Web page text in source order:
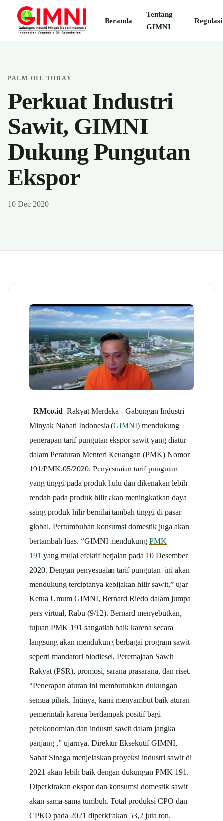
Beranda
Tentang
GIMNI
Regulasi
PALM OIL TODAY
Perkuat Industri
Sawit, GIMNI
Dukung Pungutan
Ekspor
10 Dec 2020
RMco.id Rakyat Merdeka - Gabungan Industri
Minyak Nabati Indonesia (GIMNI) mendukung
penerapan tarif pungutan ekspor sawit yang diatur
dalam Peraturan Menteri Keuangan (PMK) Nomor
191/PMK.05/2020. Penyesuaian tarif pungutan
yang tinggi pada produk hulu dan dikenakan lebih
rendah pada produk hilir akan meningkatkan daya
saing produk hilir bernilai tambah tinggi di pasar
global. Pertumbuhan konsumsi domestik juga akan
bertambah luas. “GIMNI mendukung PMK
191 yang mulai efektif berjalan pada 10 Desember
2020. Dengan penyesuaian tarif pungutan ini akan
mendukung terciptanya kebijakan hilir sawit,” ujar
Ketua Umum GIMNI, Bernard Riedo dalam jumpa
pers virtual, Rabu (9/12). Bernard menyebutkan,
tujuan PMK 191 sangatlah baik karena secara
langsung akan mendukung berbagai program sawit
seperti mandatori biodiesel, Peremajaan Sawit
Rakyat (PSR), promosi, sarana prasarana, dan riset.
“Penerapan aturan ini membutuhkan dukungan
semua pihak. Intinya, kami menyambut baik aturan
pemerintah karena berdampak positif bagi
perekonomian dan industri sawit dalam jangka
panjang ,” ujarnya. Direktur Eksekutif GIMNI,
Sahat Sinaga menjelaskan proyeksi industri sawit di
2021 akan lebih baik dengan dukungan PMK 191.
Diperkirakan ekspor dan konsumsi domestik sawit
akan sama-sama tumbuh. Total produksi CPO dan
CPKO pada 2021 diperkirakan 53,2 juta ton.